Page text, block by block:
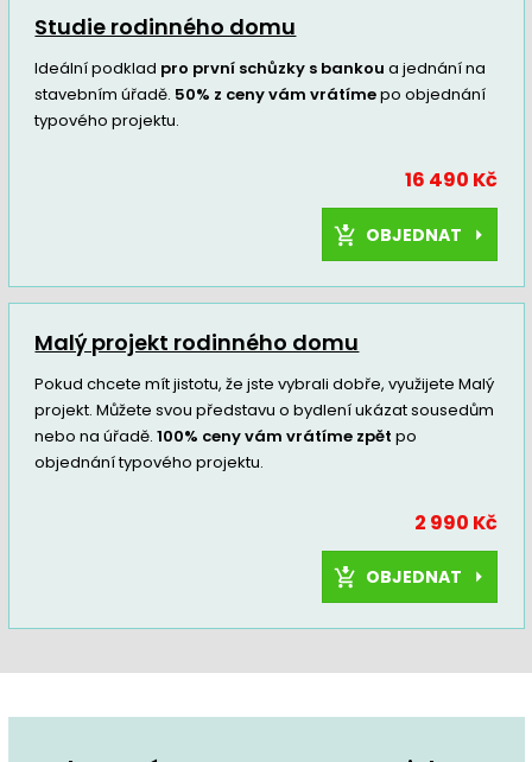
Studie rodinného domu
Ideální podklad pro první schůzky s bankou a jednání na
stavebním úřadě. 50% z ceny vám vrátímepo objednání
typového projektu.
16 490 Kč
OBJEDNAT
Malý projekt rodinného domu
Pokud chcete mít jistotu, že jste vybrali dobře, využijete Malý
projekt. Můžete svou představu o bydlení ukázat sousedům
nebo na úřadě.100% ceny vám vrátíme zpět po
objednání typového projektu.
2 990 Kč
OBJEDNAT